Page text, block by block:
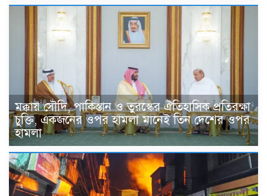
মক্কায় সৌদি, পাকিস্তান ও তুরস্কের ঐতিহাসিক প্রতিরক্ষা
চুক্তি, একজনের ওপর হামলা মানেই তিন দেশের ওপর
হামলা